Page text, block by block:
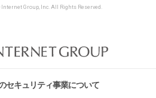
Internet Group, Inc. All Rights Reserved.
セキュリティ事業について